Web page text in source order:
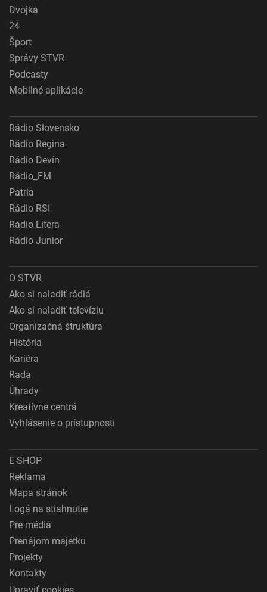
Dvojka
24
Šport
Správy STVR
Podcasty
Mobilné aplikácie
Rádio Slovensko
Rádio Regina
Rádio Devín
Rádio_FM
Patria
Rádio RSI
Rádio Litera
Rádio Junior
O STVR
Ako si naladiť rádiá
Ako si naladiť televíziu
Organizačná štruktúra
História
Kariéra
Rada
Úhrady
Kreatívne centrá
Vyhlásenie o prístupnosti
E-SHOP
Reklama
Mapa stránok
Logá na stiahnutie
Pre médiá
Prenájom majetku
Projekty
Kontakty
Upraviť cookies